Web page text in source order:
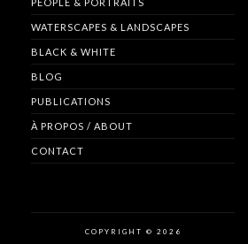
WATERSCAPES & LANDSCAPES
BLACK & WHITE
BLOG
PUBLICATIONS
À PROPOS / ABOUT
CONTACT
COPYRIGHT © 2026